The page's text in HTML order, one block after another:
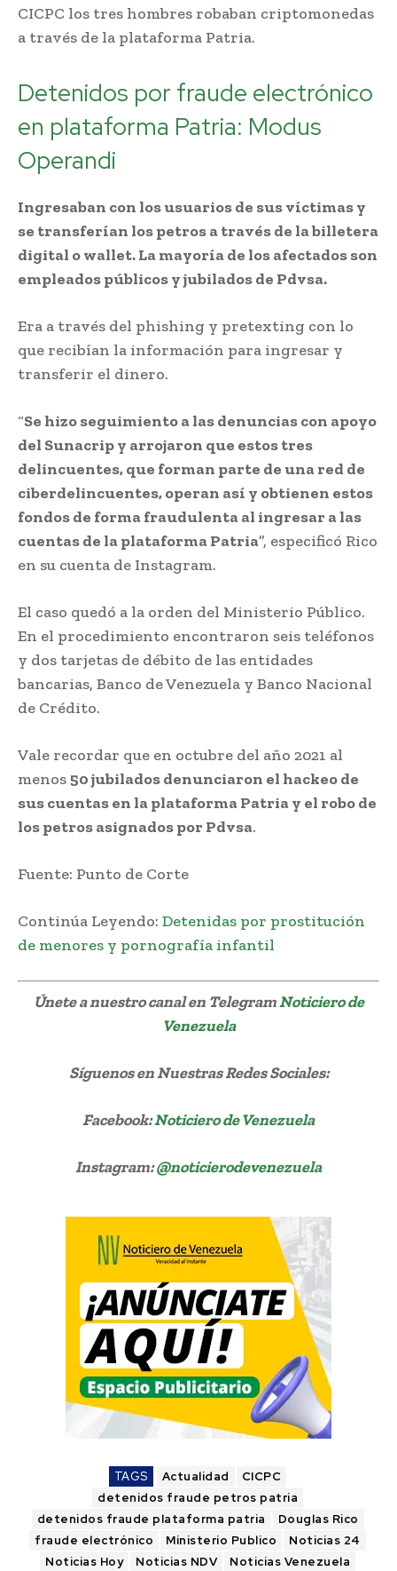
CICPC los tres hombres robaban criptomonedas
a través de la plataforma Patria.
Detenidos por fraude electrónico
en plataforma Patria: Modus
Operandi
Ingresaban con los usuarios de sus víctimas y
se transferían los petros a través de la billetera
digital o wallet. La mayoría de los afectados son
empleados públicos y jubilados de Pdvsa.
Era a través del phishing y pretexting con lo
que recibían la información para ingresar y
transferir el dinero.
“Se hizo seguimiento a las denuncias con apoyo
del Sunacrip y arrojaron que estos tres
delincuentes, que forman parte de una red de
ciberdelincuentes, operan así y obtienen estos
fondos de forma fraudulenta al ingresar a las
cuentas de la plataforma Patria”, especificó Rico
en su cuenta de Instagram.
El caso quedó a la orden del Ministerio Público.
En el procedimiento encontraron seis teléfonos
y dos tarjetas de débito de las entidades
bancarias, Banco de Venezuela y Banco Nacional
de Crédito.
Vale recordar que en octubre del año 2021 al
menos50 jubilados denunciaron el hackeo de
sus cuentas en la plataforma Patria y el robo de
los petros asignados por Pdvsa.
Fuente: Punto de Corte
Continúa Leyendo: Detenidas por prostitución
de menores y pornografía infantil
Únete a nuestro canal en TelegramNoticiero de
Venezuela
Síguenosen Nuestras Redes Sociales:
Facebook:Noticiero de Venezuela
Instagram:@noticierodevenezuela
TAGS Actualidad
CICPC
detenidos fraude petros patria
detenidos fraude plataforma patria
Douglas Rico
fraude electrónico
Ministerio Publico
Noticias 24
Noticias Hoy
Noticias NDV Noticias Venezuela